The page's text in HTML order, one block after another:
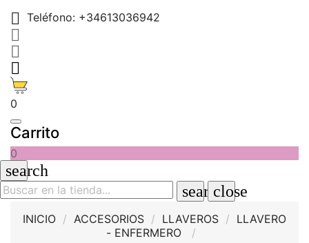
 Teléfono: +34613036942



0
Carrito
0
search
searchclose
INICIO ACCESORIOS LLAVEROS
LLAVERO
- ENFERMERO